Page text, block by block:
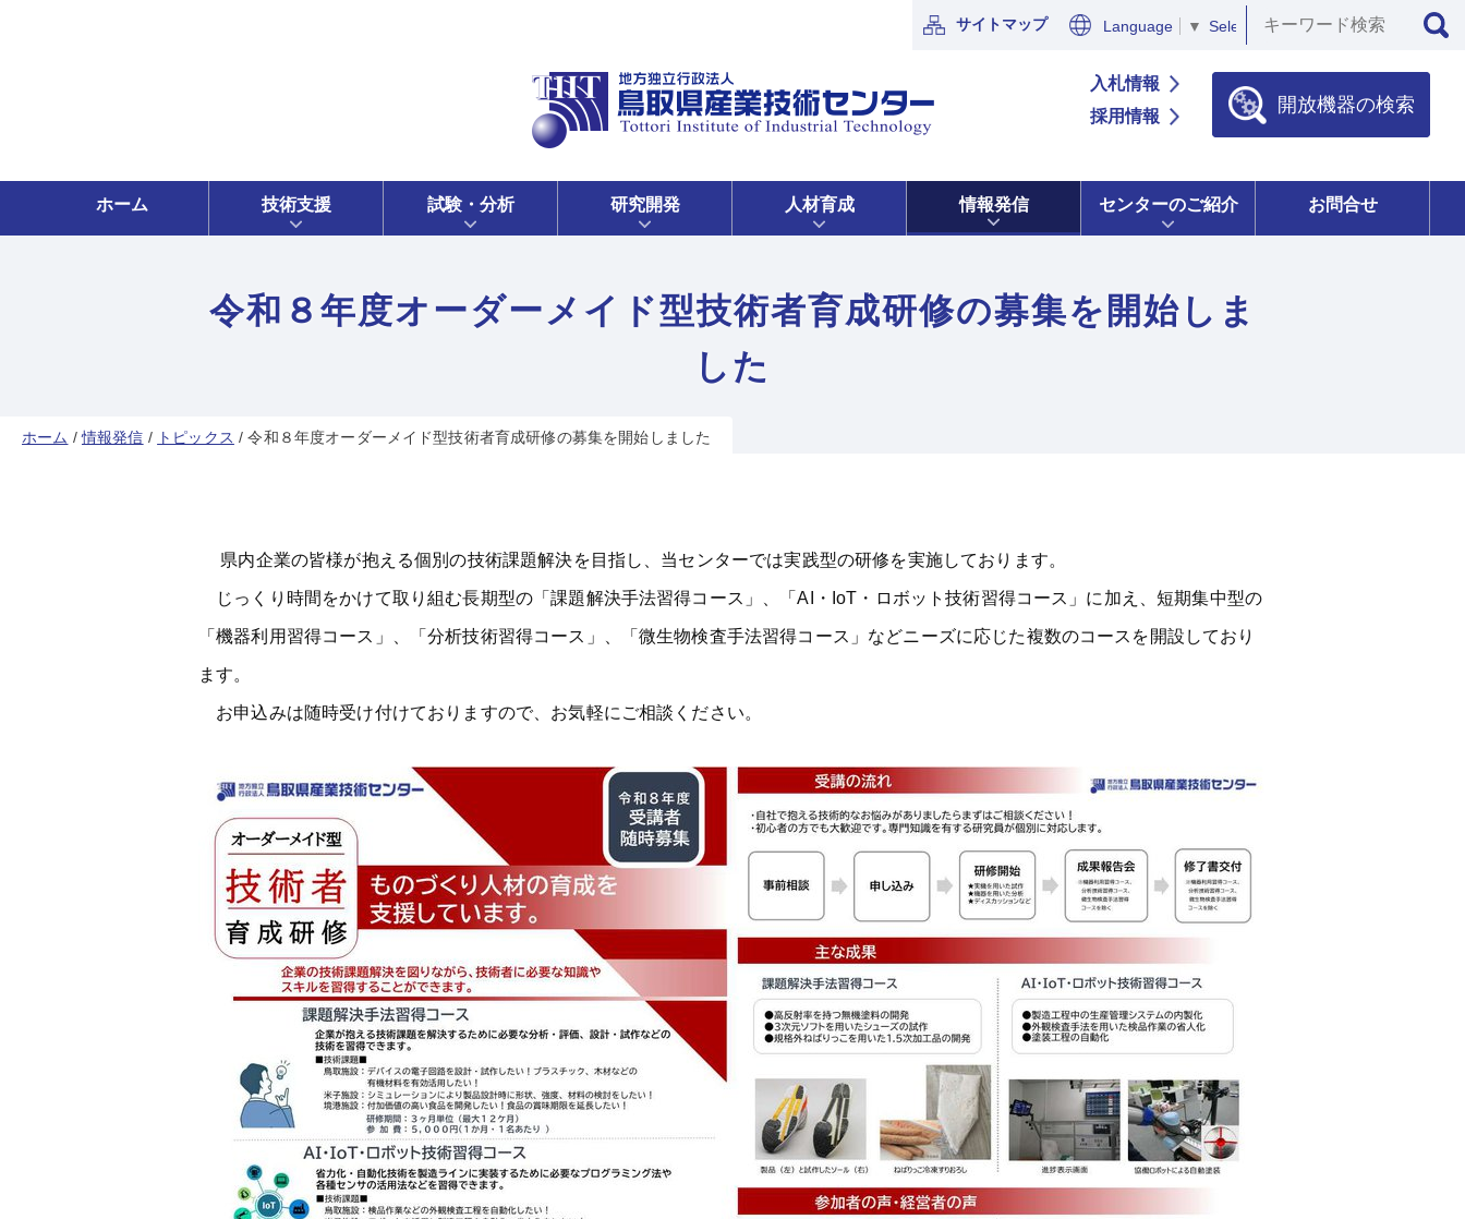
サイトマップ Language ▼ Select Language ▼
入札情報
採用情報
開放機器の検索
ホーム 技術支援 試験・分析 研究開発 人材育成 情報発信 センターのご紹介 お問合せ
令和８年度オーダーメイド型技術者育成研修の募集を開始しま
した
ホーム /情報発信 / トピックス /令和８年度オーダーメイド型技術者育成研修の募集を開始しました
県内企業の皆様が抱える個別の技術課題解決を目指し、当センターでは実践型の研修を実施しております。
じっくり時間をかけて取り組む長期型の「課題解決手法習得コース」、「AI・IoT・ロボット技術習得コース」に加え、短期集中型の
「機器利用習得コース」、「分析技術習得コース」、「微生物検査手法習得コース」などニーズに応じた複数のコースを開設しており
ます。
お申込みは随時受け付けておりますので、お気軽にご相談ください。